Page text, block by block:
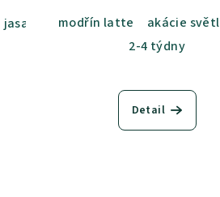
akácie skořice
jasan šedý dub sametový dub
modřín latte
akácie
2-4 týdny
Detail